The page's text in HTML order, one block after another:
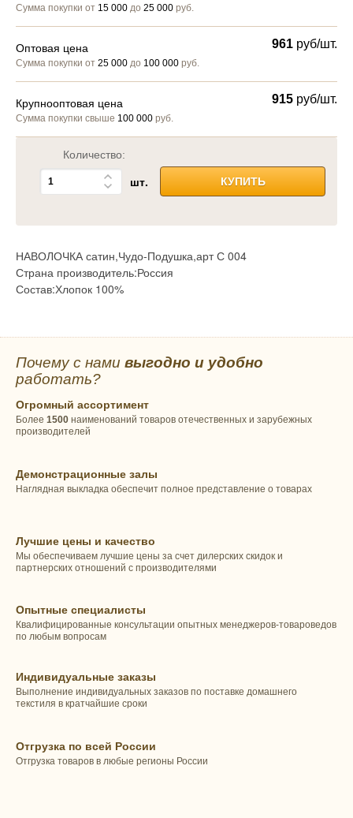
Сумма покупки от 15 000 до 25 000 руб.
Оптовая цена
Сумма покупки от 25 000 до 100 000 руб.
961 руб/шт.
Крупнооптовая цена
Сумма покупки свыше 100 000 руб.
915 руб/шт.
Количество:
шт. КУПИТЬ
НАВОЛОЧКА сатин,Чудо-Подушка,арт С 004
Страна производитель:Россия
Состав:Хлопок 100%
Почему с нами выгодно и удобно
работать?
Огромный ассортимент
Более 1500 наименований товаров отечественных и зарубежных
производителей
Демонстрационные залы
Наглядная выкладка обеспечит полное представление о товарах
Лучшие цены и качество
Мы обеспечиваем лучшие цены за счет дилерских скидок и
партнерских отношений с производителями
Опытные специалисты
Квалифицированные консультации опытных менеджеров-товароведов
по любым вопросам
Индивидуальные заказы
Выполнение индивидуальных заказов по поставке домашнего
текстиля в кратчайшие сроки
Отгрузка по всей России
Отгрузка товаров в любые регионы России